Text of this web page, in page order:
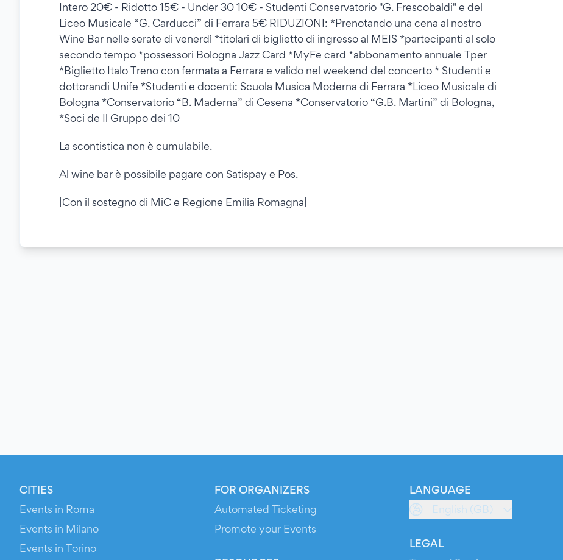
Intero 20€ - Ridotto 15€ - Under 30 10€ - Studenti Conservatorio "G. Frescobaldi" e del
Liceo Musicale “G. Carducci” di Ferrara 5€ RIDUZIONI: *Prenotando una cena al nostro
Wine Bar nelle serate di venerdì *titolari di biglietto di ingresso al MEIS *partecipanti al solo
secondo tempo *possessori Bologna Jazz Card *MyFe card *abbonamento annuale Tper
*Biglietto Italo Treno con fermata a Ferrara e valido nel weekend del concerto * Studenti e
dottorandi Unife *Studenti e docenti: Scuola Musica Moderna di Ferrara *Liceo Musicale di
Bologna *Conservatorio “B. Maderna” di Cesena *Conservatorio “G.B. Martini” di Bologna,
*Soci de Il Gruppo dei 10
La scontistica non è cumulabile.
Al wine bar è possibile pagare con Satispay e Pos.
|Con il sostegno di MiC e Regione Emilia Romagna|
CITIES
Events in Roma
Events in Milano
Events in Torino
FOR ORGANIZERS
Automated Ticketing
Promote your Events
LANGUAGE
English (GB)
LEGAL